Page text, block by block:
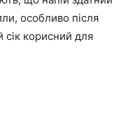
особливо після
корисний для